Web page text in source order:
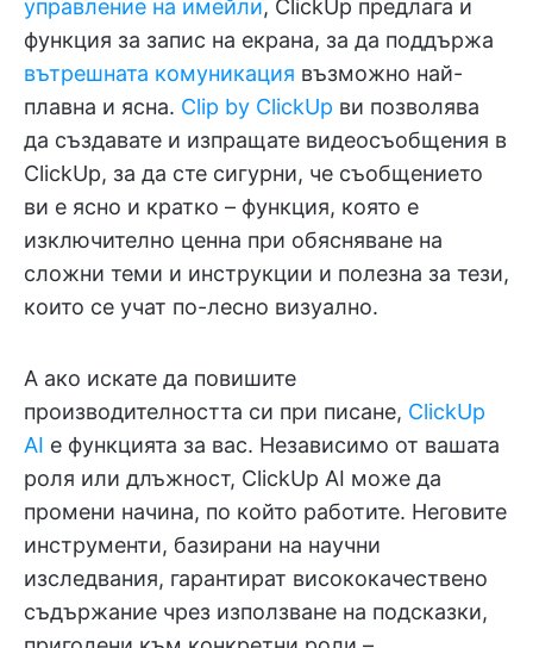
управление на имейли, ClickUp предлага и
функция за запис на екрана, за да поддържа
вътрешната комуникация възможно най-
плавна и ясна. Clip by ClickUp ви позволява
да създавате и изпращате видеосъобщения в
ClickUp, за да сте сигурни, че съобщението
ви е ясно и кратко – функция, която е
изключително ценна при обясняване на
сложни теми и инструкции и полезна за тези,
които се учат по-лесно визуално.
А ако искате да повишите
производителността си при писане, ClickUp
AI е функцията за вас. Независимо от вашата
роля или длъжност, ClickUp AI може да
промени начина, по който работите. Неговите
инструменти, базирани на научни
изследвания, гарантират висококачествено
съдържание чрез използване на подсказки,